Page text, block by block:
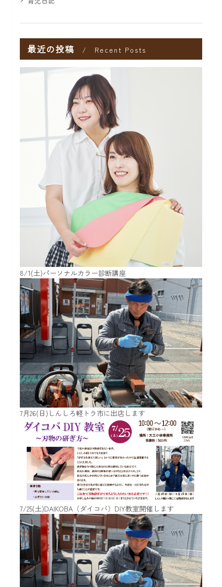
最近の投稿 Recent Posts
8/1(土)パーソナルカラー診断講座
7月26(日)しんしろ軽トラ市に出店します
7/25(土)DAIKOBA（ダイコバ）DIY教室開催します